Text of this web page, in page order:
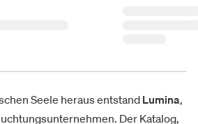
Seele heraus entstand Lumina,
Der Katalog,